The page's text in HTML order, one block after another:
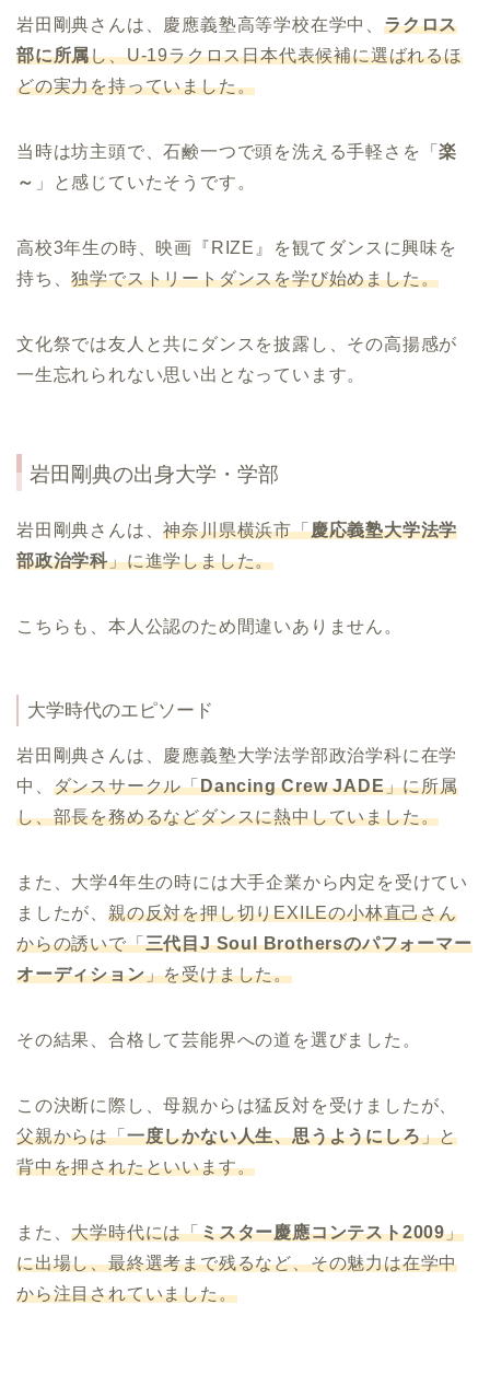
岩田剛典さんは、慶應義塾高等学校在学中、 ラクロス
部に所属し、U-19ラクロス日本代表候補に選ばれるほ
どの実力を持っていました。
当時は坊主頭で、石鹸一つで頭を洗える手軽さを「楽
～ 」と感じていたそうです。
高校3年生の時、映画『RIZE』を観てダンスに興味を
持ち、独学でストリートダンスを学び始めました。
文化祭では友人と共にダンスを披露し、その高揚感が
一生忘れられない思い出となっています。
岩田剛典の出身大学・学部
岩田剛典さんは、神奈川県横浜市「慶応義塾大学法学
部政治学科」に進学しました。
こちらも、本人公認のため間違いありません。
大学時代のエピソード
岩田剛典さんは、慶應義塾大学法学部政治学科に在学
中、 ダンスサークル「Dancing Crew JADE」に所属
し、部長を務めるなどダンスに熱中していました。
また、大学4年生の時には大手企業から内定を受けてい
ましたが、 親の反対を押し切りEXILEの小林直己さん
からの誘いで「三代目J Soul Brothersのパフォーマー
オーディション」を受けました。
その結果、合格して芸能界への道を選びました。
この決断に際し、母親からは猛反対を受けましたが、
父親からは「一度しかない人生、思うようにしろ」と
背中を押されたといいます。
また、大学時代には「ミスター慶應コンテスト2009」
に出場し、最終選考まで残るなど、その魅力は在学中
から注目されていました。